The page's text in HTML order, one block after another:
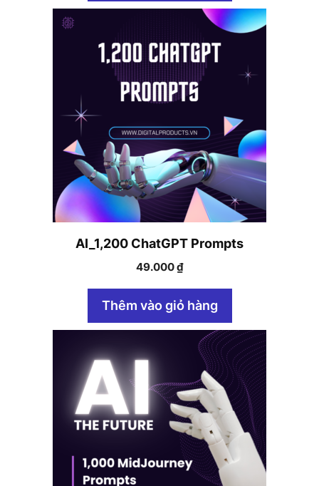
AI_1,200 ChatGPT Prompts
49.000₫
Thêm vào giỏ hàng